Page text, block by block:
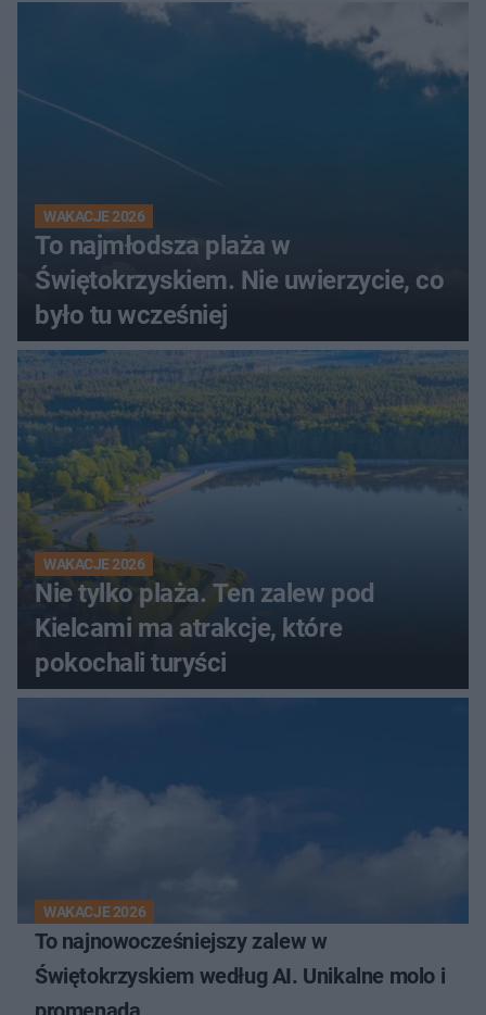
WAKACJE 2026
To najmłodsza plaża w
Świętokrzyskiem. Nie uwierzycie, co
było tu wcześniej
WAKACJE 2026
Nie tylko plaża. Ten zalew pod
Kielcami ma atrakcje, które
pokochali turyści
WAKACJE 2026
To najnowocześniejszy zalew w
Świętokrzyskiem według AI. Unikalne molo i